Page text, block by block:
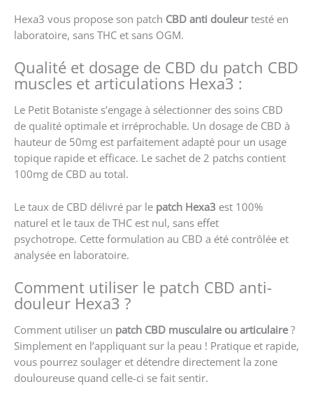
Hexa3 vous propose son patch CBD anti douleurtesté en
laboratoire, sans THC et sans OGM.
Qualité et dosage de CBD du patch CBD
muscles et articulations Hexa3 :
Le Petit Botaniste s’engage à sélectionner des soins CBD
de qualité optimale et irréprochable. Un dosage de CBD à
hauteur de 50mg est parfaitement adapté pour un usage
topique rapide et efficace. Le sachet de 2 patchs contient
100mg de CBD au total.
Le taux de CBD délivré par le patch Hexa3 est 100%
naturel et le taux de THC est nul, sans effet
psychotrope. Cette formulation au CBD a été contrôlée et
analysée en laboratoire.
Comment utiliser le patch CBD anti-
douleur Hexa3 ?
Comment utiliser un patch CBD musculaire ou articulaire?
Simplement en l’appliquant sur la peau ! Pratique et rapide,
vous pourrez soulager et détendre directement la zone
douloureuse quand celle-ci se fait sentir.